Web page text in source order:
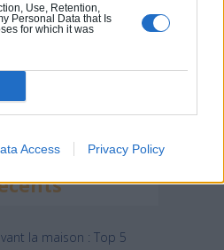
Use, Retention,
Personal Data that Is
for which it was
Access Privacy Policy
la maison : Top 5